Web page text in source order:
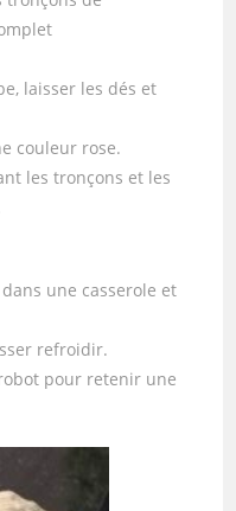
laisser les dés et
couleur rose.
les tronçons et les
une casserole et
refroidir.
pour retenir une